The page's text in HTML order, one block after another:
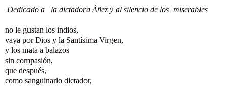
Dedicado a la dictadora Áñez y al silencio de los miserables
no le gustan los indios,
vaya por Dios y la Santísima Virgen,
y los mata a balazos
sin compasión,
que después,
como sanguinario dictador,